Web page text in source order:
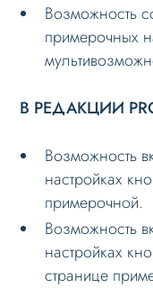
Возможность
примерочных
В РЕДАКЦИИ
Возможность
настройках
примерочной.
Возможность
настройках
странице